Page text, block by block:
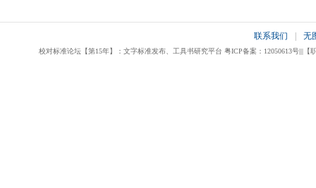
联系我们 无
校对标准论坛【第15年】：文字标准发布、工具书研究平台 粤ICP备案：12050613号|||【